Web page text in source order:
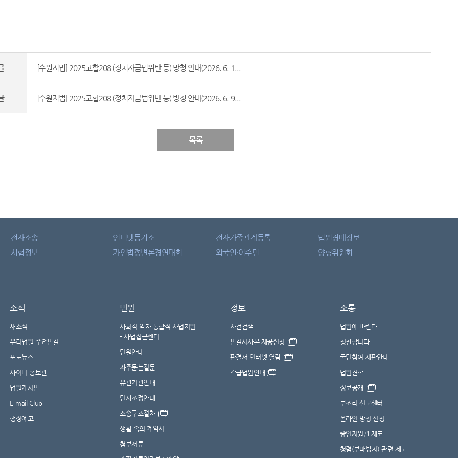
[수원지법] 2025고합208 (정치자금법위반 등) 방청 안내(2026. 6. 1...
[수원지법] 2025고합208 (정치자금법위반 등) 방청 안내(2026. 6. 9...
목록
전자소송 인터넷등기소 전자가족관계등록
법원경매정보
시험정보 가인법정변론경연대회 외국인·이주민
양형위원회
소식
새소식
우리법원 주요판결
포토뉴스
사이버 홍보관
법원게시판
E-mail Club
행정예고
민원
사회적 약자 통합적 사법지원
- 사법접근센터
민원안내
자주묻는질문
유관기관안내
민사조정안내
소송구조절차
생활 속의 계약서
첨부서류
정보
사건검색
판결서사본 제공신청
판결서 인터넷 열람
각급법원안내
소통
법원에 바란다
칭찬합니다
국민참여 재판안내
법원견학
정보공개
부조리 신고센터
온라인 방청 신청
증인지원관 제도
청렴(부패방지) 관련 제도